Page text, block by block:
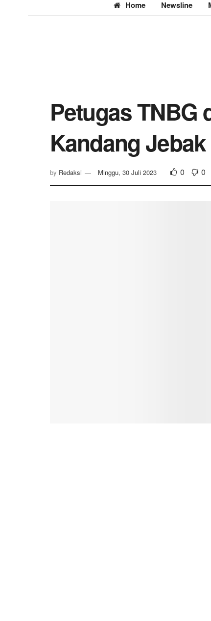
Home Newsline
Petugas TNBG
Kandang
by Redaksi Minggu, 30 Juli 2023 0 0